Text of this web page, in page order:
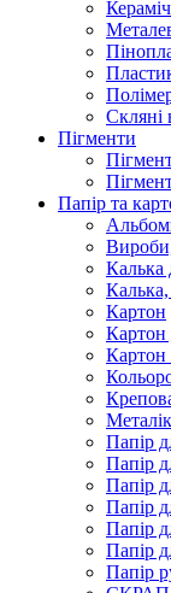
Скляні
Пігменти
Папір та
Калька
Калька,
Картон
Картон
Картон
Папір
Папір
Папір
Папір
Папір
Папір
Папір